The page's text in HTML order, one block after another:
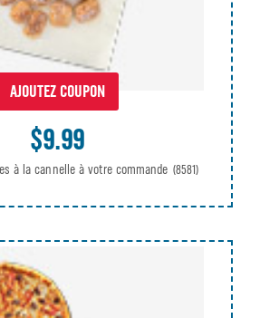
AJOUTEZ COUPON
$9.99
à la cannelle à votre commande (8581)